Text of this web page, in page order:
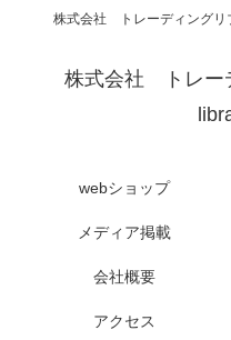
株式会社 トレーディング
株式会社 トレー
webショップ
メディア掲載
会社概要
アクセス